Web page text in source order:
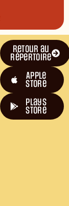
Retour au
répertoire
Apple
Store
plays
store